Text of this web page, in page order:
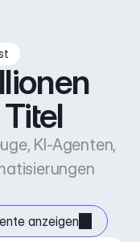
KI-Agenten,
anzeigen